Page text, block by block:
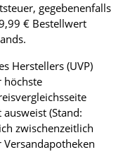
gegebenenfalls
€ Bestellwert
Herstellers (UVP)
höchste
(Stand:
zwischenzeitlich